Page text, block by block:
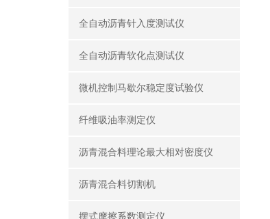
全自动沥青针入度测试仪
全自动沥青软化点测试仪
微机控制马歇尔稳定度试验仪
纤维吸油率测定仪
沥青混合料理论最大相对密度仪
沥青混合料切割机
摆式摩擦系数测定仪